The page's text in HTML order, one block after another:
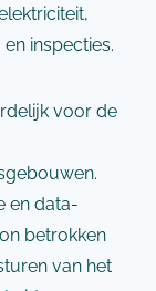
inspecties.
voor de
en data-
betrokken
van het